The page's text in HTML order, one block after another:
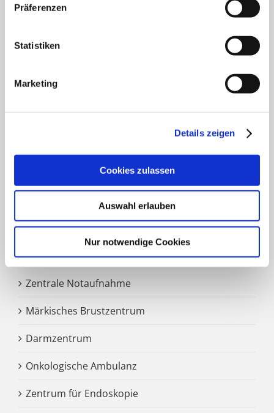
Präferenzen
Statistiken
Marketing
Details zeigen
Cookies zulassen
Auswahl erlauben
Nur notwendige Cookies
Klinik für Innere Medizin Schützenstraße
Gefäß- und Handchirurgie
HNO Belegabteilung
Pflegedienst
SCHWERPUNKTE
Zentrale Notaufnahme
Märkisches Brustzentrum
Darmzentrum
Onkologische Ambulanz
Zentrum für Endoskopie